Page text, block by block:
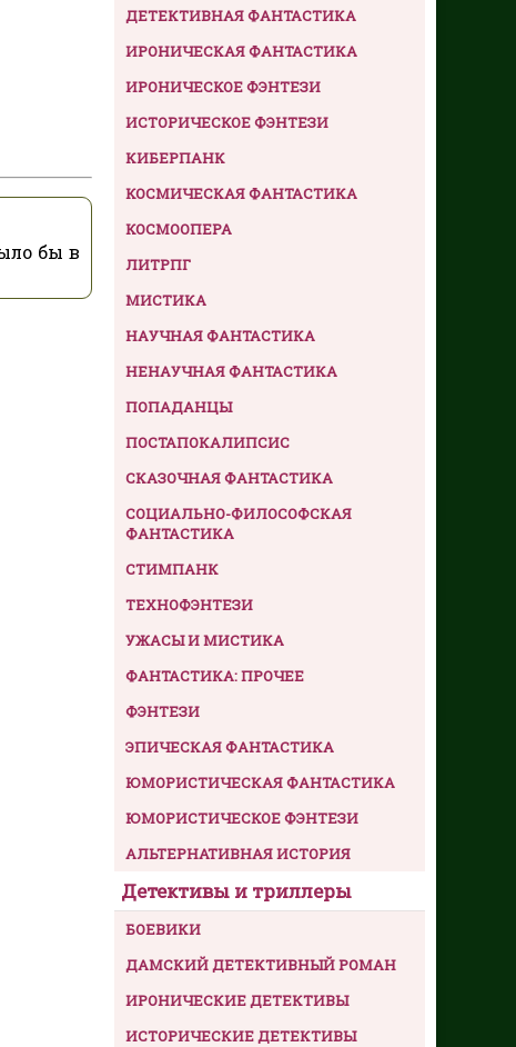
бы в
ДЕТЕКТИВНАЯ ФАНТАСТИКА
ИРОНИЧЕСКАЯ ФАНТАСТИКА
ИРОНИЧЕСКОЕ ФЭНТЕЗИ
ИСТОРИЧЕСКОЕ ФЭНТЕЗИ
КИБЕРПАНК
КОСМИЧЕСКАЯ ФАНТАСТИКА
КОСМООПЕРА
ЛИТРПГ
МИСТИКА
НАУЧНАЯ ФАНТАСТИКА
НЕНАУЧНАЯ ФАНТАСТИКА
ПОПАДАНЦЫ
ПОСТАПОКАЛИПСИС
СКАЗОЧНАЯ ФАНТАСТИКА
СОЦИАЛЬНО-ФИЛОСОФСКАЯ
ФАНТАСТИКА
СТИМПАНК
ТЕХНОФЭНТЕЗИ
УЖАСЫ И МИСТИКА
ФАНТАСТИКА: ПРОЧЕЕ
ФЭНТЕЗИ
ЭПИЧЕСКАЯ ФАНТАСТИКА
ЮМОРИСТИЧЕСКАЯ ФАНТАСТИКА
ЮМОРИСТИЧЕСКОЕ ФЭНТЕЗИ
АЛЬТЕРНАТИВНАЯ ИСТОРИЯ
Детективы и триллеры
БОЕВИКИ
ДАМСКИЙ ДЕТЕКТИВНЫЙ РОМАН
ИРОНИЧЕСКИЕ ДЕТЕКТИВЫ
ИСТОРИЧЕСКИЕ ДЕТЕКТИВЫ